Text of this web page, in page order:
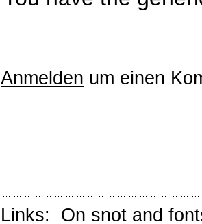
Anmelden um einen
Links: On snot and